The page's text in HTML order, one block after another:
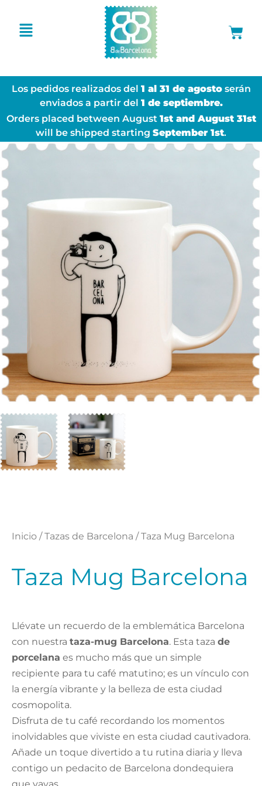
Los pedidos realizados del 1 al 31 de agostoserán
enviados a partir del 1 de septiembre.
Orders placed between August 1st and August 31st
will be shipped starting September 1st.
Inicio /Tazas de Barcelona / Taza Mug Barcelona
Taza Mug Barcelona
Llévate un recuerdo de la emblemática Barcelona
con nuestra taza-mug Barcelona. Esta taza de
porcelana es mucho más que un simple
recipiente para tu café matutino; es un vínculo con
la energía vibrante y la belleza de esta ciudad
cosmopolita.
Disfruta de tu café recordando los momentos
inolvidables que viviste en esta ciudad cautivadora.
Añade un toque divertido a tu rutina diaria y lleva
contigo un pedacito de Barcelona dondequiera